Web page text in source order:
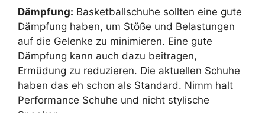
Dämpfung: Basketballschuhe sollten eine gute
Dämpfung haben, um Stöße und Belastungen
auf die Gelenke zu minimieren. Eine gute
Dämpfung kann auch dazu beitragen,
Ermüdung zu reduzieren. Die aktuellen Schuhe
haben das eh schon als Standard. Nimm halt
Performance Schuhe und nicht stylische